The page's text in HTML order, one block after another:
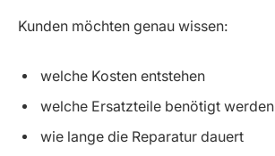
Kunden möchten genau wissen:
welche Kosten entstehen
welche Ersatzteile benötigt werden
wie lange die Reparatur dauert